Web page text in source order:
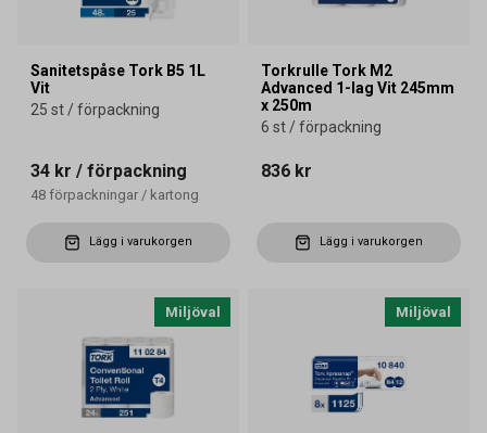
Sanitetspåse Tork B5 1L
Vit
25 st / förpackning
34 kr / förpackning
48 förpackningar / kartong
Lägg i varukorgen
Torkrulle Tork M2
Advanced 1-lag Vit 245mm
x 250m
6 st / förpackning
836 kr
Lägg i varukorgen
Miljöval Miljöval